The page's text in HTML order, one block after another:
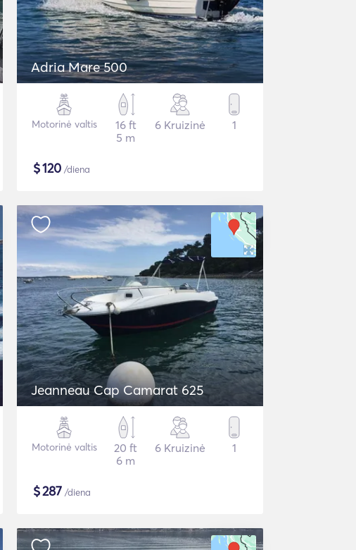
Adria Mare 500
Motorinė valtis
16 ft
5 m
6 Kruizinė 1
$120 /diena
Jeanneau Cap Camarat 625
Motorinė valtis
20 ft
6 m
6 Kruizinė 1
$287 /diena